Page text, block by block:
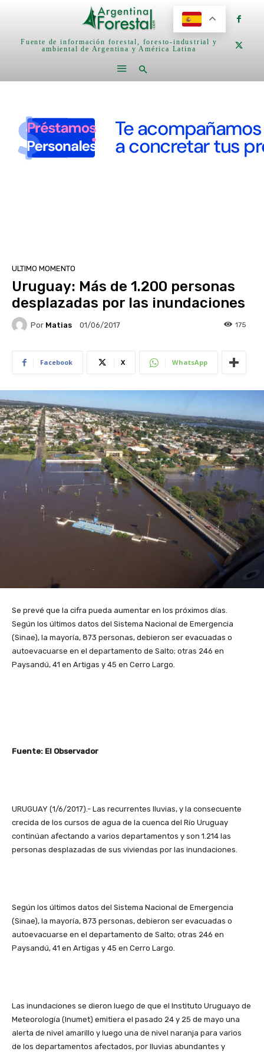
Fuente de información forestal, foresto-industrial y
ambiental de Argentina y América Latina
ULTIMO MOMENTO
Uruguay: Más de 1.200 personas
desplazadas por las inundaciones
Por Matias 01/06/2017 175
Facebook X WhatsApp
Se prevé que la cifra pueda aumentar en los próximos días.
Según los últimos datos del Sistema Nacional de Emergencia
(Sinae), la mayoría, 873 personas, debieron ser evacuadas o
autoevacuarse en el departamento de Salto; otras 246 en
Paysandú, 41 en Artigas y 45 en Cerro Largo.
Fuente: El Observador
URUGUAY (1/6/2017).- Las recurrentes lluvias, y la consecuente
crecida de los cursos de agua de la cuenca del Río Uruguay
continúan afectando a varios departamentos y son 1.214 las
personas desplazadas de sus viviendas por las inundaciones.
Según los últimos datos del Sistema Nacional de Emergencia
(Sinae), la mayoría, 873 personas, debieron ser evacuadas o
autoevacuarse en el departamento de Salto; otras 246 en
Paysandú, 41 en Artigas y 45 en Cerro Largo.
Las inundaciones se dieron luego de que el Instituto Uruguayo de
Meteorología (Inumet) emitiera el pasado 24 y 25 de mayo una
alerta de nivel amarillo y luego una de nivel naranja para varios
de los departamentos afectados, por lluvias abundantes y